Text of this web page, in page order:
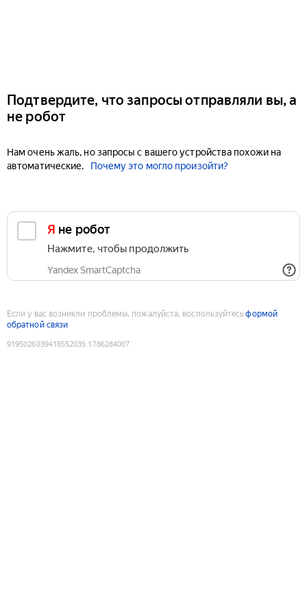
Подтвердите, что запросы отправляли вы, а
не робот
Нам очень жаль, но запросы с вашего устройства похожи на
автоматические.
Почему это могло произойти?
Я не робот
Нажмите, чтобы продолжить
Yandex SmartCaptcha
Если у вас возникли проблемы, пожалуйста, воспользуйтесьформой
обратной связи
9195026039418552035:1786284007